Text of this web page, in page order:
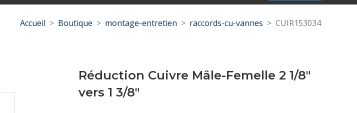
Accueil Boutique montage-entretien raccords-cu-vannes CUIR153034
Réduction Cuivre Mâle-Femelle 2 1/8"
vers 1 3/8"